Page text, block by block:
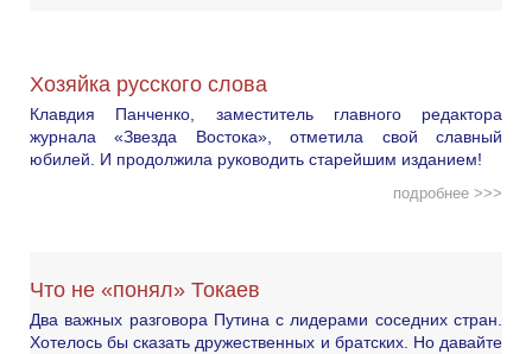
Хозяйка русского слова
Клавдия Панченко, заместитель главного редактора
журнала «Звезда Востока», отметила свой славный
юбилей. И продолжила руководить старейшим изданием!
подробнее >>>
Что не «понял» Токаев
Два важных разговора Путина с лидерами соседних стран.
Хотелось бы сказать дружественных и братских. Но давайте